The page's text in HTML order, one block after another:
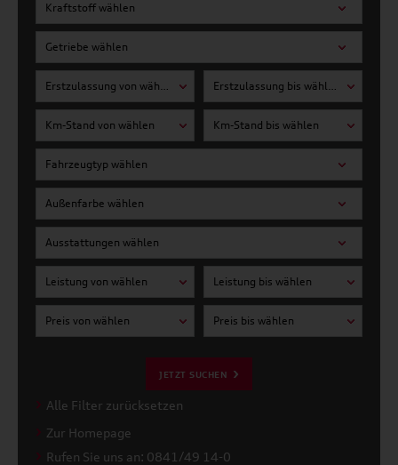
Kraftstoff wählen
Getriebe wählen
Erstzulassung von wählen Erstzulassung bis wählen
Km-Stand von wählen Km-Stand bis wählen
Fahrzeugtyp wählen
Außenfarbe wählen
Ausstattungen wählen
Leistung von wählen Leistung bis wählen
Preis von wählen Preis bis wählen
JETZT SUCHEN
Alle Filter zurücksetzen
Zur Homepage
Rufen Sie uns an: 0841/49 14-0